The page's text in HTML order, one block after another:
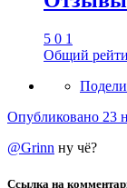
5 0 1
Общий
Опубликовано 23
@Grinn ну чё?
Ссылка на